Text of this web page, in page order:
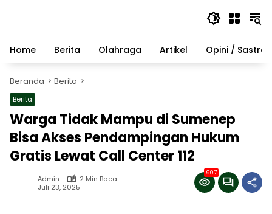
Home
Berita Olahraga Artikel Opini / Sastra
Beranda Berita
Berita
Warga Tidak Mampu di Sumenep
Bisa Akses Pendampingan Hukum
Gratis Lewat Call Center 112
Admin
2 Min Baca
Juli 23, 2025
907